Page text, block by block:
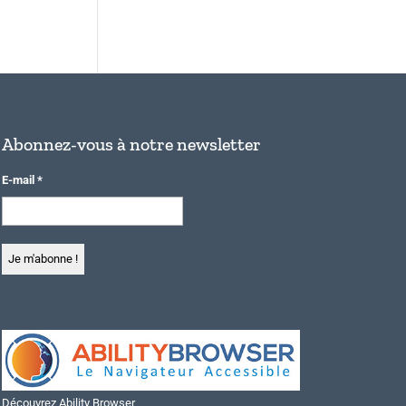
Abonnez-vous à notre newsletter
E-mail *
Découvrez Ability Browser